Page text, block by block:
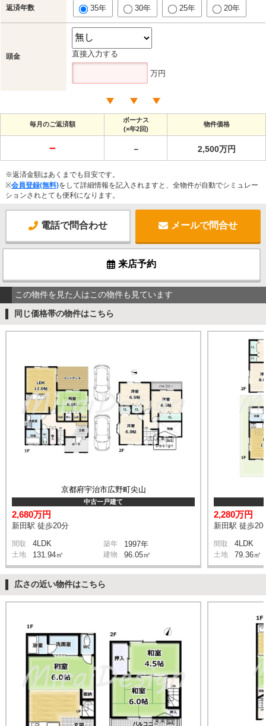
返済年数 35年 30年 25年 20年
頭金 直接入力する
万円
毎月のご返済額
ボーナス
(×年2回)
物件価格
－ － 2,500万円
※返済金額はあくまでも目安です。
※会員登録(無料)をして詳細情報を記入されますと、全物件が自動でシミュレー
ションされとても便利になります。
電話で問合わせ メールで問合せ
来店予約
この物件を見た人はこの物件も見ています
同じ価格帯の物件はこちら
京都府宇治市広野町尖山
中古一戸建て
2,680万円
新田駅 徒歩20分
間取 4LDK 築年 1997年
土地 131.94㎡ 建物 96.05㎡
2,280万円
新田駅 徒歩20
間取 4LDK
土地 79.36㎡
広さの近い物件はこちら